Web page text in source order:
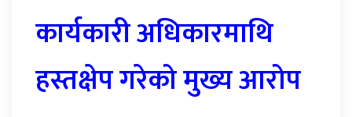
कार्यकारी अधिकारमाथि
हस्तक्षेप गरेको मुख्य आरोप